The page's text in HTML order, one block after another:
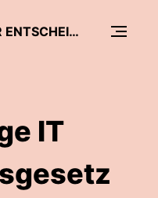
HEISE MEETS … DER ENTSCHEIDER-TALK
IT